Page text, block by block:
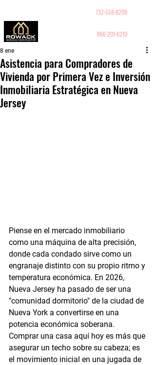
732-558-8209
866-201-6210
Asistencia para Compradores de
Vivienda por Primera Vez e Inversión
Inmobiliaria Estratégica en Nueva
Jersey
8 ene
Piense en el mercado inmobiliario
como una máquina de alta precisión,
donde cada condado sirve como un
engranaje distinto con su propio ritmo y
temperatura económica. En 2026,
Nueva Jersey ha pasado de ser una
"comunidad dormitorio" de la ciudad de
Nueva York a convertirse en una
potencia económica soberana.
Comprar una casa aquí hoy es más que
asegurar un techo sobre su cabeza; es
el movimiento inicial en una jugada de